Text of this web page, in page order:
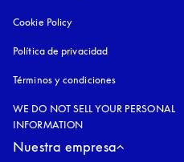
Cookie Policy
Política de privacidad
Términos y condiciones
WE DO NOT SELL YOUR PERSONAL
INFORMATION
Nuestra empresa